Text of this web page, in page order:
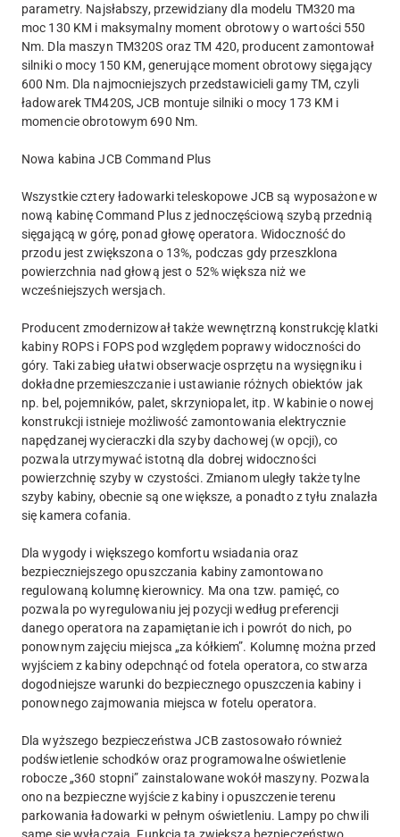
parametry. Najsłabszy, przewidziany dla modelu TM320 ma
moc 130 KM i maksymalny moment obrotowy o wartości 550
Nm. Dla maszyn TM320S oraz TM 420, producent zamontował
silniki o mocy 150 KM, generujące moment obrotowy sięgający
600 Nm. Dla najmocniejszych przedstawicieli gamy TM, czyli
ładowarek TM420S, JCB montuje silniki o mocy 173 KM i
momencie obrotowym 690 Nm.
Nowa kabina JCB Command Plus
Wszystkie cztery ładowarki teleskopowe JCB są wyposażone w
nową kabinę Command Plus z jednoczęściową szybą przednią
sięgającą w górę, ponad głowę operatora. Widoczność do
przodu jest zwiększona o 13%, podczas gdy przeszklona
powierzchnia nad głową jest o 52% większa niż we
wcześniejszych wersjach.
Producent zmodernizował także wewnętrzną konstrukcję klatki
kabiny ROPS i FOPS pod względem poprawy widoczności do
góry. Taki zabieg ułatwi obserwacje osprzętu na wysięgniku i
dokładne przemieszczanie i ustawianie różnych obiektów jak
np. bel, pojemników, palet, skrzyniopalet, itp. W kabinie o nowej
konstrukcji istnieje możliwość zamontowania elektrycznie
napędzanej wycieraczki dla szyby dachowej (w opcji), co
pozwala utrzymywać istotną dla dobrej widoczności
powierzchnię szyby w czystości. Zmianom uległy także tylne
szyby kabiny, obecnie są one większe, a ponadto z tyłu znalazła
się kamera cofania.
Dla wygody i większego komfortu wsiadania oraz
bezpieczniejszego opuszczania kabiny zamontowano
regulowaną kolumnę kierownicy. Ma ona tzw. pamięć, co
pozwala po wyregulowaniu jej pozycji według preferencji
danego operatora na zapamiętanie ich i powrót do nich, po
ponownym zajęciu miejsca „za kółkiem”. Kolumnę można przed
wyjściem z kabiny odepchnąć od fotela operatora, co stwarza
dogodniejsze warunki do bezpiecznego opuszczenia kabiny i
ponownego zajmowania miejsca w fotelu operatora.
Dla wyższego bezpieczeństwa JCB zastosowało również
podświetlenie schodków oraz programowalne oświetlenie
robocze „360 stopni” zainstalowane wokół maszyny. Pozwala
ono na bezpieczne wyjście z kabiny i opuszczenie terenu
parkowania ładowarki w pełnym oświetleniu. Lampy po chwili